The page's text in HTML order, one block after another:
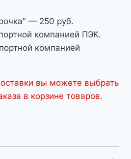
— 250 руб.
компанией ПЭК.
компанией
вы можете выбрать
в корзине товаров.